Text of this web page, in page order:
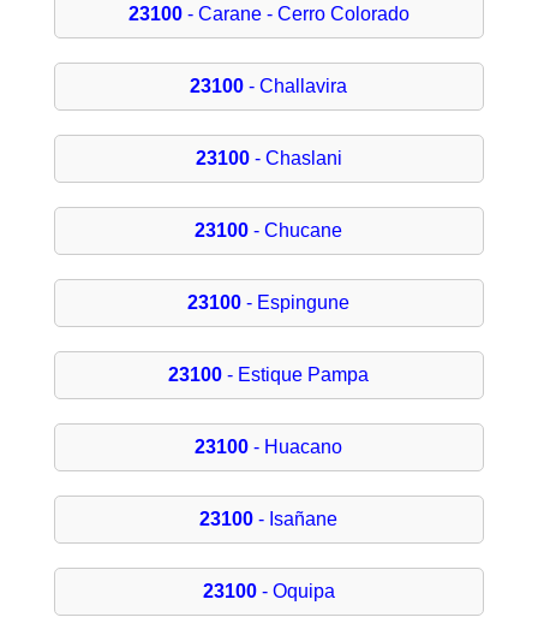
23100- Carane - Cerro Colorado
23100 - Challavira
23100- Chaslani
23100 - Chucane
23100 - Espingune
23100 - Estique Pampa
23100 - Huacano
23100 - Isañane
23100- Oquipa